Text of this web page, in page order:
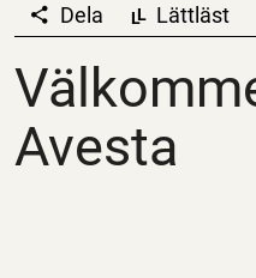
Dela L
L Lättläst
Avesta